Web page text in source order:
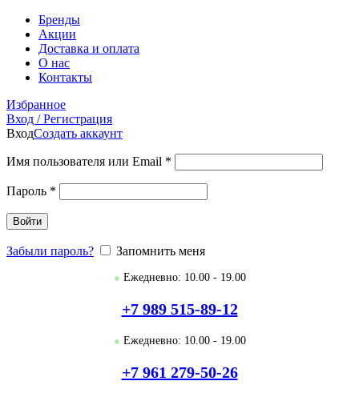
Бренды
Акции
Доставка и оплата
О нас
Контакты
Избранное
Вход / Регистрация
ВходСоздать аккаунт
Имя пользователя или Email *
Пароль *
Войти
Забыли пароль? Запомнить меня
● Ежедневно: 10.00 - 19.00
+7 989 515-89-12
● Ежедневно: 10.00 - 19.00
+7 961 279-50-26